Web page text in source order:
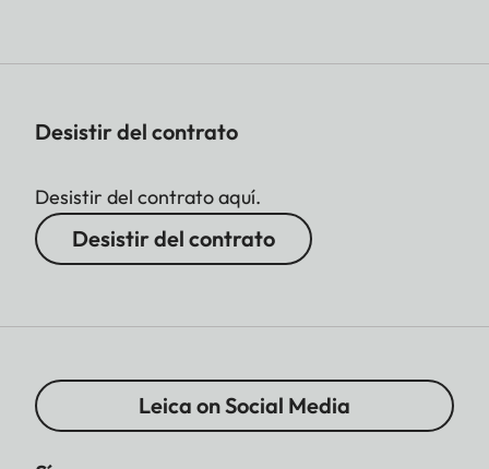
Desistir del contrato
Desistir del contrato aquí.
Desistir del contrato
Leica on Social Media